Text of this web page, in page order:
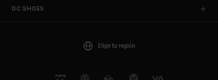
DC SHOES
Elige tu región